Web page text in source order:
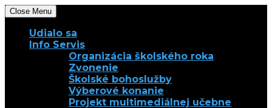
Close Menu
Udialo sa
Info Servis
Organizácia školského roka
Zvonenie
Školské bohoslužby
Výberové konanie
Projekt multimediálnej učebne